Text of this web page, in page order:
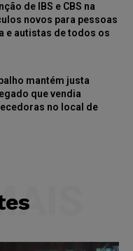
de IBS e CBS na
novos para pessoas
e autistas de todos os
mantém justa
que vendia
no local de